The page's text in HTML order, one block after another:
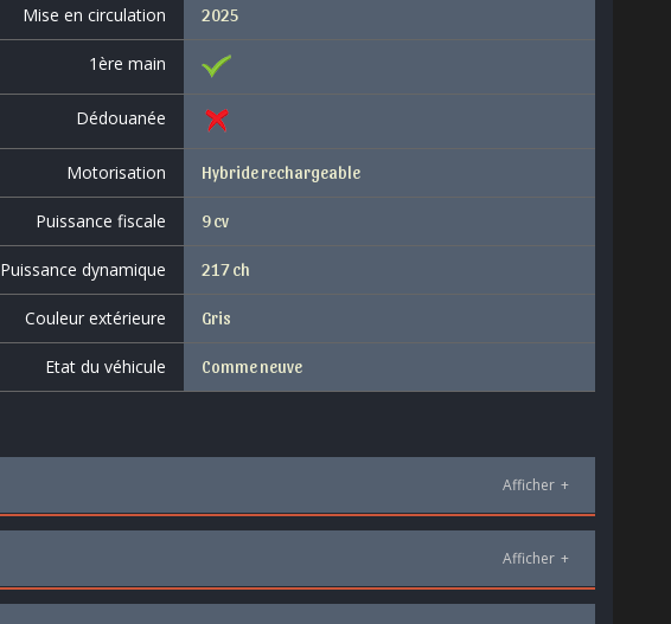
Mise en circulation 2025
1ère main
Dédouanée
Motorisation Hybride rechargeable
Puissance fiscale 9 cv
Puissance dynamique 217 ch
Couleur extérieure Gris
Etat du véhicule Comme neuve
Afficher +
Afficher +